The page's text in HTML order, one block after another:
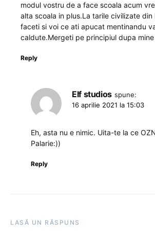
modul vostru de a face scoala acum
alta scoala in plus.La tarile civilizate
faceti si voi ce ati apucat mentinandu
caldute.Mergeti pe principiul dupa
Reply
Elf studios spune:
16 aprilie 2021 la 15:03
Eh, asta nu e nimic. Uita-te la ce
Palarie:))
Reply
LASĂ UN RĂSPUNS